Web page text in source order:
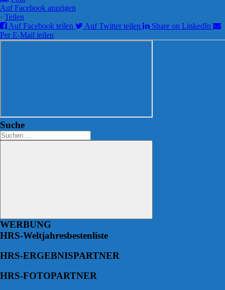
Auf Facebook anzeigen
· Teilen
Auf Facebook teilen
Auf Twitter teilen
Share on LinkedIn
Per E-Mail teilen
Suche
Suchen
nach:
Suchen
WERBUNG
HRS-Weltjahresbestenliste
HRS-ERGEBNISPARTNER
HRS-FOTOPARTNER